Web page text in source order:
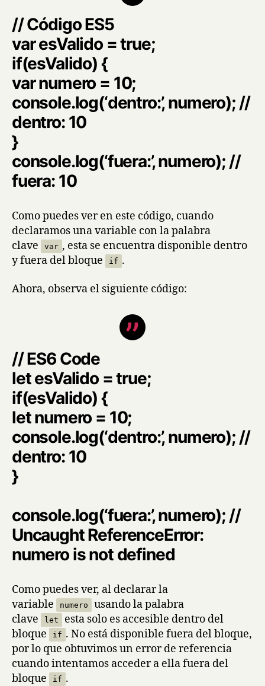
// Código ES5
var esValido = true;
if(esValido) {
var numero = 10;
console.log(‘dentro:’, numero); //
dentro: 10
}
console.log(‘fuera:’, numero); //
fuera: 10
Como puedes ver en este código, cuando
declaramos una variable con la palabra
clave
var , esta se encuentra disponible dentro
y fuera del bloque
if .
Ahora, observa el siguiente código:
// ES6 Code
let esValido = true;
if(esValido) {
let numero = 10;
console.log(‘dentro:’, numero); //
dentro: 10
}
console.log(‘fuera:’, numero); //
Uncaught ReferenceError:
numero is not defined
Como puedes ver, al declarar la
variable
numero
usando la palabra
clave
let
esta solo es accesible dentro del
bloque
if . No está disponible fuera del bloque,
por lo que obtuvimos un error de referencia
cuando intentamos acceder a ella fuera del
bloque
if .